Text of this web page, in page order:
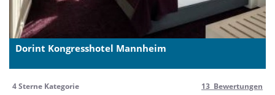
Dorint Kongresshotel Mannheim
4 Sterne Kategorie
13 Bewertungen